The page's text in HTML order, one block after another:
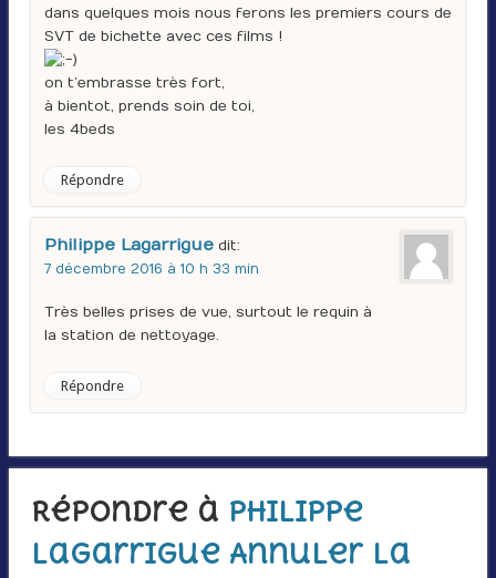
dans quelques mois nous ferons les premiers cours de
SVT de bichette avec ces films !
on t’embrasse très fort,
à bientot, prends soin de toi,
les 4beds
Répondre
Philippe Lagarrigue dit :
7 décembre 2016 à 10 h 33 min
Très belles prises de vue, surtout le requin à
la station de nettoyage.
Répondre
Répondre à Philippe
Lagarrigue Annuler la